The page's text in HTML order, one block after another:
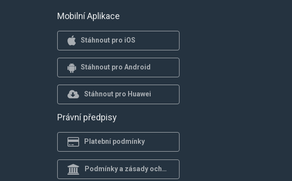
Mobilní Aplikace
Stáhnout pro iOS
Stáhnout pro Android
Stáhnout pro Huawei
Právní předpisy
Platební podmínky
Podmínky a zásady ochrany osob.